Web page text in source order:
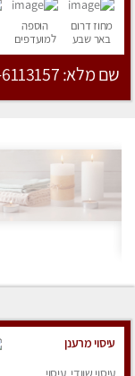
מחוז דרום
באר שבע
הוספה
למועדפים
עיסוי מרענן